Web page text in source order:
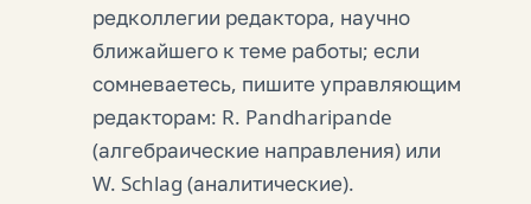
редколлегии редактора, научно
ближайшего к теме работы; если
сомневаетесь, пишите управляющим
редакторам: R. Pandharipande
(алгебраические направления) или
W. Schlag (аналитические).